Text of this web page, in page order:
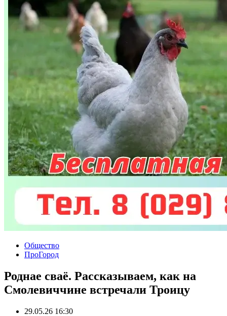
Общество
ПроГород
Роднае сваё. Рассказываем, как на
Смолевиччине встречали Троицу
29.05.26 16:30